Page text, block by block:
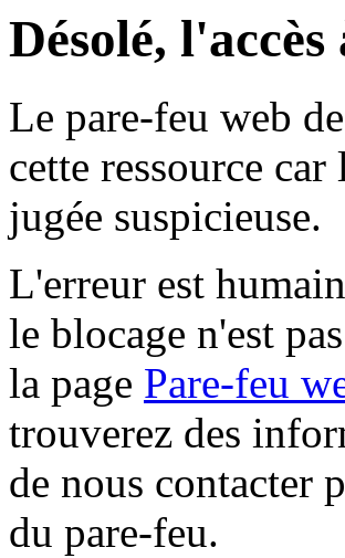
Désolé,
Le pare-feu web
cette ressource
jugée suspicieuse.
L'erreur est
le blocage n'est
la page Pare-feu
trouverez des
de nous contacter
du pare-feu.